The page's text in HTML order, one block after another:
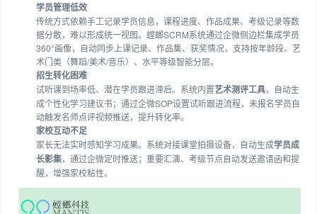
学员管理低效
传统方式依赖手工记录学员信息，课程进度、作品成果、考级记录等数
据分散，难以形成统一视图。螳螂SCRM系统通过企微侧边栏集成学员
360°画像，自动同步上课记录、作品集、获奖情况，支持按年龄段、艺
术门类（舞蹈/美术/音乐）、水平等级智能分层。
招生转化困难
试听课到场率低、潜在学员跟进滞后。系统内置艺术测评工具，自动生
成个性化学习建议书；通过企微SOP设置试听跟进流程，未报名学员自
动触发名师点评视频推送，提升转化率。
家校互动不足
家长无法实时感知学习成果。系统对接课堂拍摄设备，自动生成学员成
长影集，通过企微定时推送；重要汇演、考级节点自动发送邀请函和提
醒，增强家校粘性。